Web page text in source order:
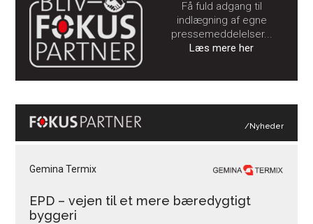
Få fuld adgang til
indlægning af egne
pressemeddelelser...
Læs mere her
/Nyheder
Gemina Termix
EPD – vejen til et mere bæredygtigt
byggeri